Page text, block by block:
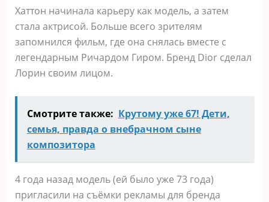
Хаттон начинала карьеру как модель, а затем
стала актрисой. Больше всего зрителям
запомнился фильм, где она снялась вместе с
легендарным Ричардом Гиром. Бренд Dior сделал
Лорин своим лицом.
Смотрите также: Крутому уже 67! Дети,
семья, правда о внебрачном сыне
композитора
4 года назад модель (ей было уже 73 года)
пригласили на съёмки рекламы для бренда